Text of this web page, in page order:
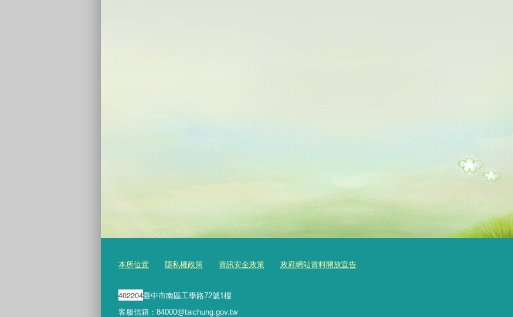
本所位置 隱私權政策 資訊安全政策 政府網站資料開放宣告
402204臺中市南區工學路72號1樓
客服信箱：84000@taichung.gov.tw